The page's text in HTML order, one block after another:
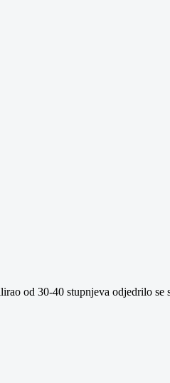
od 30-40 stupnjeva odjedrilo se